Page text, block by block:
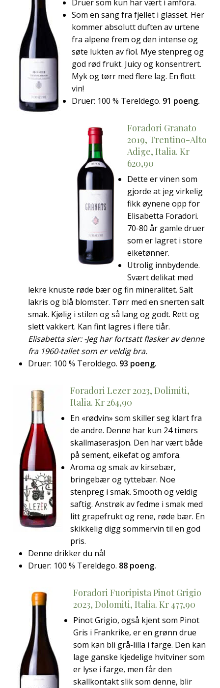
Druer som kun har vært i amfora.
Som en sang fra fjellet i glasset. Her
kommer absolutt duften av urtene
fra alpene frem og den intense og
søte lukten av fiol. Mye stenpreg og
god rød frukt. Juicy og konsentrert.
Myk og tørr med flere lag. En flott
vin!
Druer: 100 % Tereldego. 91 poeng.
Foradori Granato
2019, Trentino-Alto
Adige, Italia. Kr
620,90
Dette er vinen som
gjorde at jeg virkelig
fikk øynene opp for
Elisabetta Foradori.
70-80 år gamle druer
som er lagret i store
eiketønner.
Utrolig innbydende.
Svært delikat med
lekre knuste røde bær og fin mineralitet. Salt
lakris og blå blomster. Tørr med en snerten salt
smak. Kjølig i stilen og så lang og godt. Rett og
slett vakkert. Kan fint lagres i flere tiår.
Elisabetta sier: -Jeg har fortsatt flasker av denne
fra 1960-tallet som er veldig bra.
Druer: 100 % Teroldego. 93 poeng.
Foradori Lezer 2023, Dolimiti,
Italia. Kr 264,90
En «rødvin» som skiller seg klart fra
de andre. Denne har kun 24 timers
skallmaserasjon. Den har vært både
på sement, eikefat og amfora.
Aroma og smak av kirsebær,
bringebær og tyttebær. Noe
stenpreg i smak. Smooth og veldig
saftig. Anstrøk av fedme i smak med
litt grapefrukt og rene, røde bær. En
skikkelig digg sommervin til en god
pris.
Denne drikker du nå!
Druer: 100 % Tereldego. 88 poeng.
Foradori Fuoripista Pinot Grigio
2023, Dolomiti, Italia. Kr 477,90
Pinot Grigio, også kjent som Pinot
Gris i Frankrike, er en grønn drue
som kan bli grå-lilla i farge. Den kan
lage ganske kjedelige hvitviner som
er lyse i farge, men får den
skallkontakt slik som denne, blir